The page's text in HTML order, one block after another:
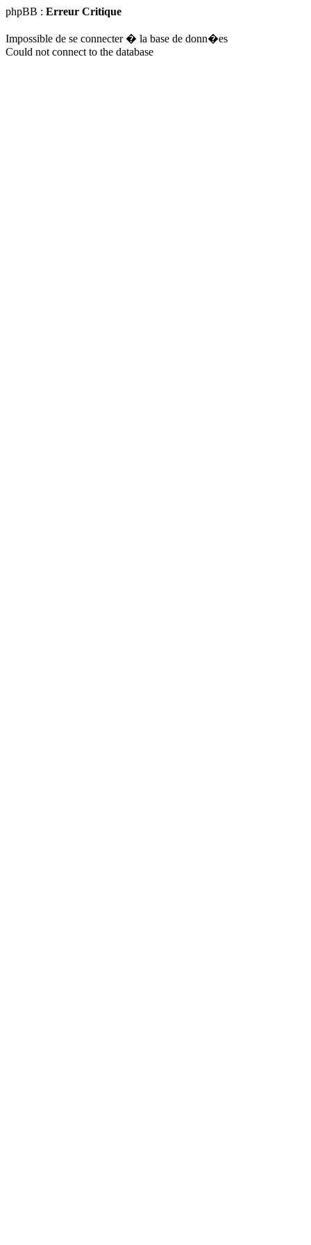
phpBB : Erreur Critique
Impossible de se connecter � la base de donn�es
Could not connect to the database